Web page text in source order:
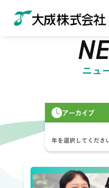
ニュ
アーカイブ